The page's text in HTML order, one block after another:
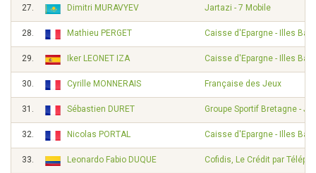
27. Dimitri MURAVYEV Jartazi - 7 Mobile
28. Mathieu PERGET Caisse d'Epargne - Illes
29. Iker LEONET IZA Caisse d'Epargne - Illes
30. Cyrille MONNERAIS Française des Jeux
31. Sébastien DURET Groupe Sportif Bretagne -
32. Nicolas PORTAL Caisse d'Epargne - Illes
33. Leonardo Fabio DUQUE Cofidis, Le Crédit par